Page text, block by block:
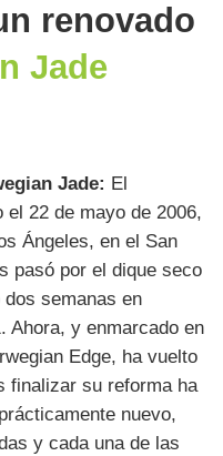
renovado
Jade
Jade: El
el 22 de mayo de 2006,
Ángeles, en el San
pasó por el dique seco
semanas en
Ahora, y enmarcado en
Edge, ha vuelto
finalizar su reforma ha
nuevo,
y cada una de las